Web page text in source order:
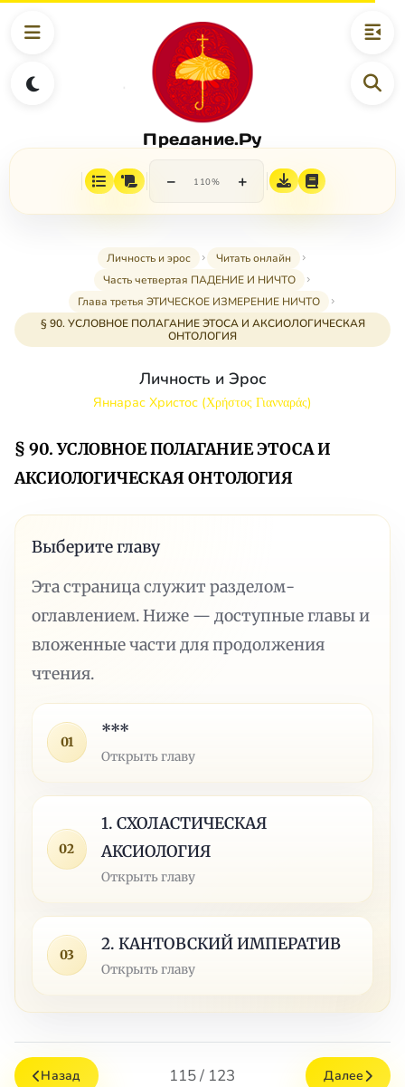
Предание.Ру
− 110% +
Личность и эрос
Читать онлайн
Часть четвертая ПАДЕНИЕ И НИЧТО
Глава третья ЭТИЧЕСКОЕ ИЗМЕРЕНИЕ НИЧТО
§ 90. УСЛОВНОЕ ПОЛАГАНИЕ ЭТОСА И АКСИОЛОГИЧЕСКАЯ
ОНТОЛОГИЯ
Личность и Эрос
Яннарас Христос (Χρήστος Γιανναράς)
§ 90. УСЛОВНОЕ ПОЛАГАНИЕ ЭТОСА И
АКСИОЛОГИЧЕСКАЯ ОНТОЛОГИЯ
Выберите главу
Эта страница служит разделом-
оглавлением. Ниже — доступные главы и
вложенные части для продолжения
чтения.
01
***
Открыть главу
02
1. СХОЛАСТИЧЕСКАЯ
АКСИОЛОГИЯ
Открыть главу
03
2. КАНТОВСКИЙ ИМПЕРАТИВ
Открыть главу
Назад 115 / 123 Далее